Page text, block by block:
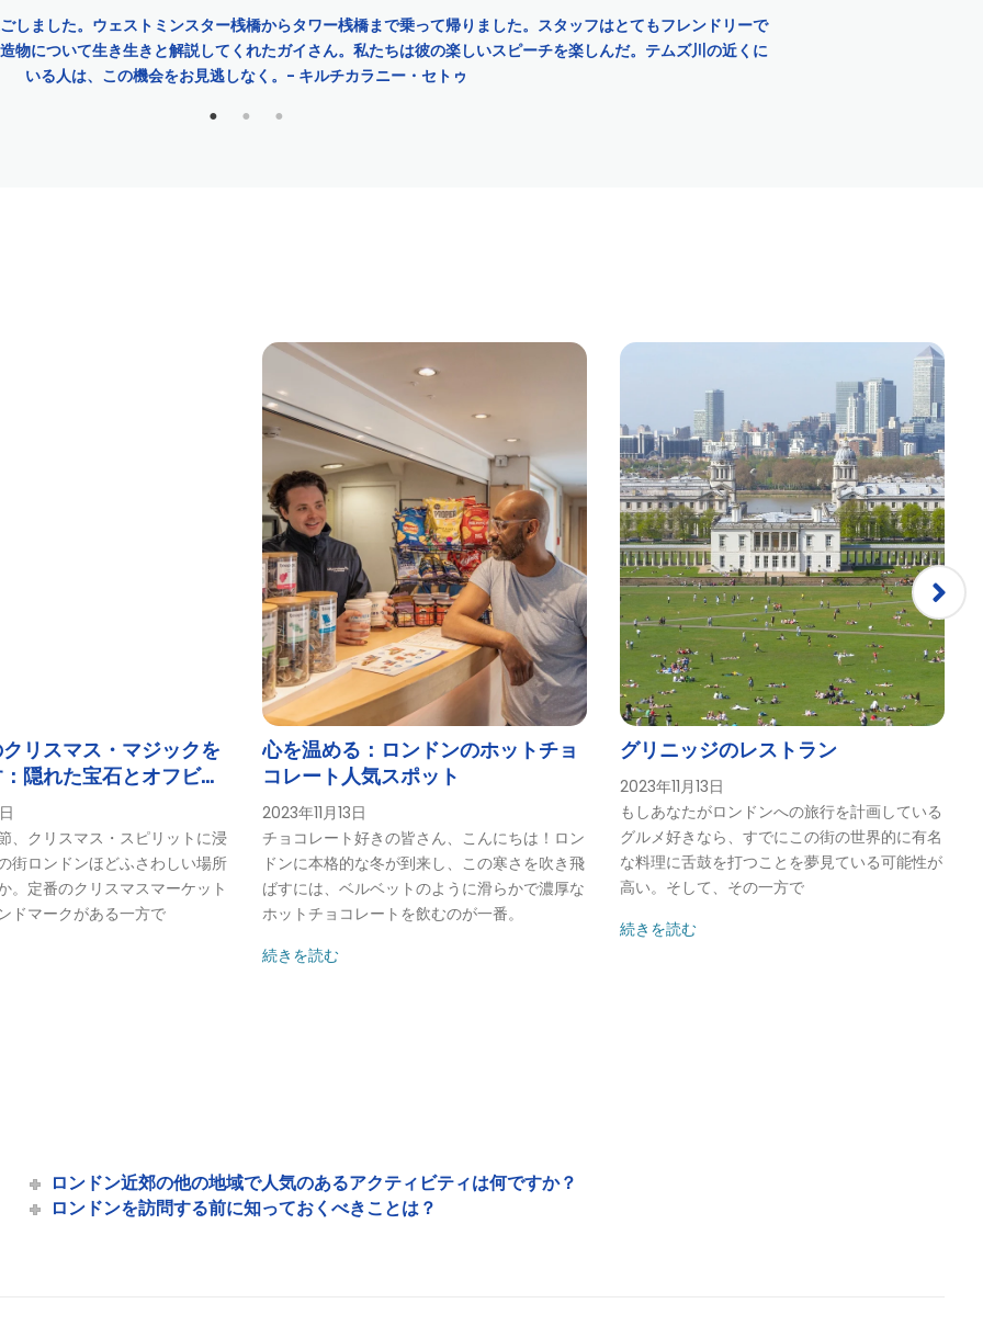
Pass (24時間乗り降り自由なリバーパス)
ズ｜ベストワンクルーズ
ベストワンクルーズ
ルーズ
- シティクルーズ
しました。ウェストミンスター桟橋からタワー桟橋まで乗って帰りました。スタッフはとてもフレンドリーで
物について生き生きと解説してくれたガイさん。私たちは彼の楽しいスピーチを楽しんだ。テムズ川の近くに
いる人は、この機会をお見逃しなく。- キルチカラニー・セトゥ
リスマス・マジックを
隠れた宝石とオフビー
、クリスマス・スピリットに浸
街ロンドンほどふさわしい場所
。定番のクリスマスマーケット
ドマークがある一方で
心を温める：ロンドンのホットチョ
コレート人気スポット
2023年11月13日
チョコレート好きの皆さん、こんにちは！ロン
ドンに本格的な冬が到来し、この寒さを吹き飛
ばすには、ベルベットのように滑らかで濃厚な
ホットチョコレートを飲むのが一番。
続きを読む
グリニッジのレストラン
2023年11月13日
もしあなたがロンドンへの旅行を計画している
グルメ好きなら、すでにこの街の世界的に有名
な料理に舌鼓を打つことを夢見ている可能性が
高い。そして、その一方で
続きを読む
ロンドン近郊の他の地域で人気のあるアクティビティは何ですか？
ロンドンを訪問する前に知っておくべきことは？